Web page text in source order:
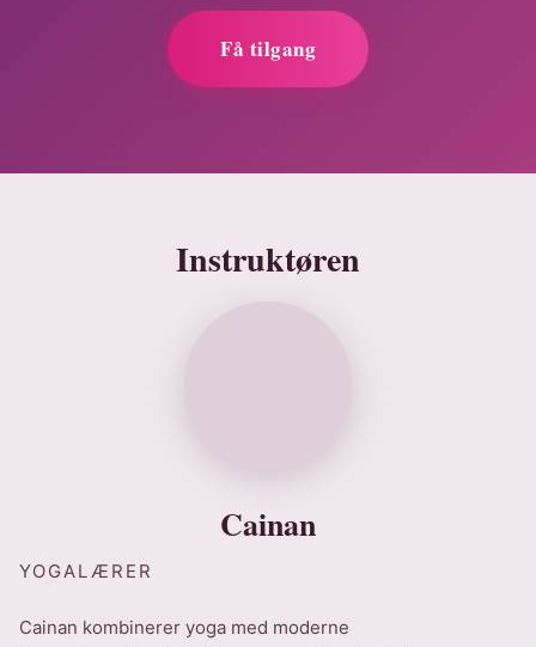
Få tilgang
Instruktøren
Cainan
YOGALÆRER
Cainan kombinerer yoga med moderne